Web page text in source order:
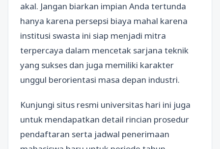
akal. Jangan biarkan impian Anda tertunda
hanya karena persepsi biaya mahal karena
institusi swasta ini siap menjadi mitra
terpercaya dalam mencetak sarjana teknik
yang sukses dan juga memiliki karakter
unggul berorientasi masa depan industri.
Kunjungi situs resmi universitas hari ini juga
untuk mendapatkan detail rincian prosedur
pendaftaran serta jadwal penerimaan